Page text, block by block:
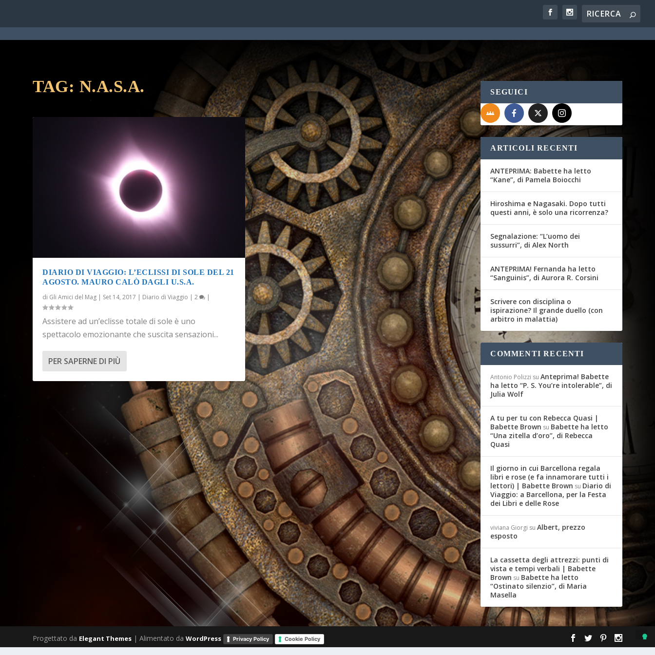
TAG: N.A.S.A.
DIARIO DI VIAGGIO: L’ECLISSI DI SOLE DEL 21
AGOSTO. MAURO CALÒ DAGLI U.S.A.
di Gli Amici del Mag | Set 14, 2017 | Diario di Viaggio |2 |
Assistere ad un’eclisse totale di sole è uno
spettacolo emozionante che suscita sensazioni...
PER SAPERNE DI PIÙ
SEGUICI
ARTICOLI RECENTI
ANTEPRIMA: Babette ha letto
“Kane”, di Pamela Boiocchi
Hiroshima e Nagasaki. Dopo tutti
questi anni, è solo una ricorrenza?
Segnalazione: “L’uomo dei
sussurri”, di Alex North
ANTEPRIMA! Fernanda ha letto
“Sanguinis”, di Aurora R. Corsini
Scrivere con disciplina o
ispirazione? Il grande duello (con
arbitro in malattia)
COMMENTI RECENTI
Antonio Polizzi suAnteprima! Babette
ha letto “P. S. You’re intolerable”, di
Julia Wolf
A tu per tu con Rebecca Quasi |
Babette Brown su Babette ha letto
“Una zitella d’oro”, di Rebecca
Quasi
Il giorno in cui Barcellona regala
libri e rose (e fa innamorare tutti i
lettori) | Babette Brown su Diario di
Viaggio: a Barcellona, per la Festa
dei Libri e delle Rose
viviana Giorgi suAlbert, prezzo
esposto
La cassetta degli attrezzi: punti di
vista e tempi verbali | Babette
Brown su Babette ha letto
“Ostinato silenzio”, di Maria
Masella
Progettato da Elegant Themes | Alimentato daWordPress Privacy Policy Cookie Policy